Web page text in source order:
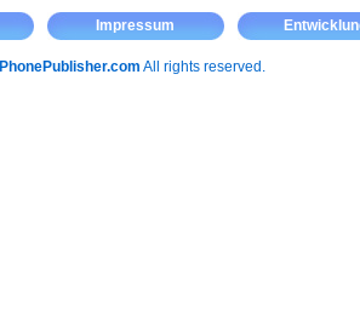
Impressum
PhonePublisher.com All rights reserved.